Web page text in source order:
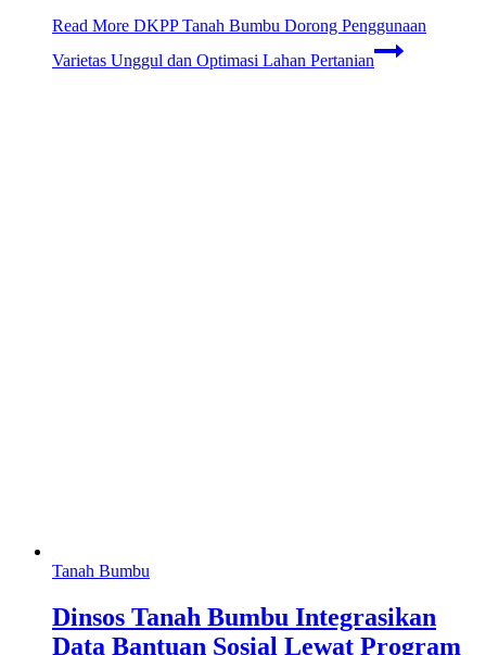
Read More DKPP Tanah Bumbu Dorong Penggunaan
Varietas Unggul dan Optimasi Lahan Pertanian
Tanah Bumbu
Dinsos Tanah Bumbu Integrasikan
Data Bantuan Sosial Lewat Program